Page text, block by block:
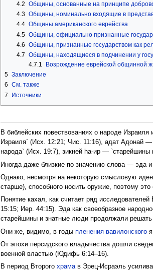
4.2 Общины, основанные на принципе
4.3 Общины, номинально входящие в
4.4 Общины американского еврейства
4.5 Общины, официально признанные
4.6 Общины, признанные государством как
4.7 Общины, находящиеся в подчинении у
4.7.1
Возрождение еврейской общинной
5 Заключение
6 См. также
7
Источники
В библейских повествованиях о народе
Израиля` (Исх. 12:21; Чис. 11:16), адат Адонай
народа` (Исх. 19:7), зикней hа-ир — `старейшины
Иногда даже близкие по значению слова — эда
Однако, несмотря на некоторую смысловую
старше), способного носить оружие, поэтому
Понятие кахал, как считает ряд
15:15; Иер. 44:15). Эда как своеобразное
старейшины и знатные люди продолжали
Они же, видимо, в годыпленения вавилонского
От эпохи персидского владычества дошли
военной властью (Юдифь 6:14–16).
В период Второгохрамав Эрец-Исраэль